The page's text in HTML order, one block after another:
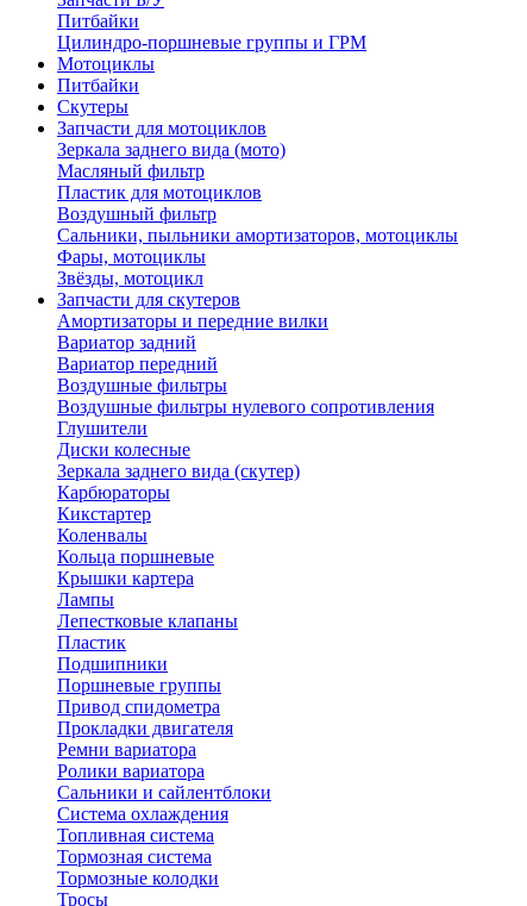
Питбайки
Цилиндро-поршневые группы и ГРМ
Мотоциклы
Питбайки
Скутеры
Запчасти для мотоциклов
Зеркала заднего вида (мото)
Масляный фильтр
Пластик для мотоциклов
Воздушный фильтр
Сальники, пыльники амортизаторов, мотоциклы
Фары, мотоциклы
Звёзды, мотоцикл
Запчасти для скутеров
Амортизаторы и передние вилки
Вариатор задний
Вариатор передний
Воздушные фильтры
Воздушные фильтры нулевого сопротивления
Глушители
Диски колесные
Зеркала заднего вида (скутер)
Карбюраторы
Кикстартер
Коленвалы
Кольца поршневые
Крышки картера
Лампы
Лепестковые клапаны
Пластик
Подшипники
Поршневые группы
Привод спидометра
Прокладки двигателя
Ремни вариатора
Ролики вариатора
Сальники и сайлентблоки
Система охлаждения
Топливная система
Тормозная система
Тормозные колодки
Тросы